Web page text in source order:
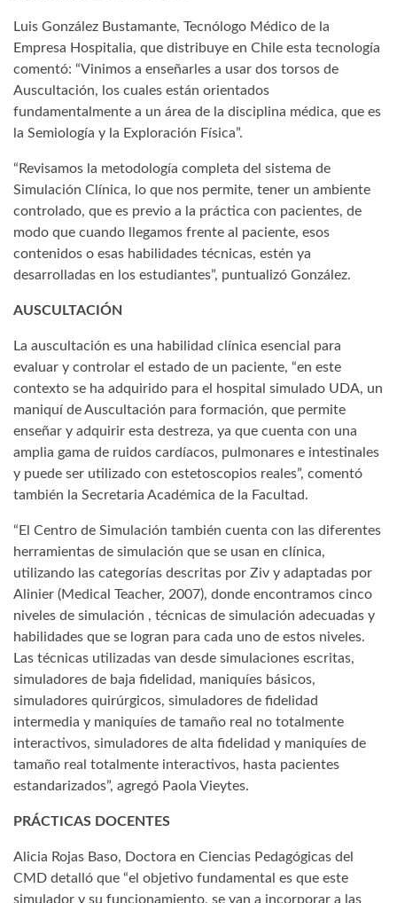
Luis González Bustamante, Tecnólogo Médico de la
Empresa Hospitalia, que distribuye en Chile esta tecnología
comentó: “Vinimos a enseñarles a usar dos torsos de
Auscultación, los cuales están orientados
fundamentalmente a un área de la disciplina médica, que es
la Semiología y la Exploración Física”.
“Revisamos la metodología completa del sistema de
Simulación Clínica, lo que nos permite, tener un ambiente
controlado, que es previo a la práctica con pacientes, de
modo que cuando llegamos frente al paciente, esos
contenidos o esas habilidades técnicas, estén ya
desarrolladas en los estudiantes”, puntualizó González.
AUSCULTACIÓN
La auscultación es una habilidad clínica esencial para
evaluar y controlar el estado de un paciente, “en este
contexto se ha adquirido para el hospital simulado UDA, un
maniquí de Auscultación para formación, que permite
enseñar y adquirir esta destreza, ya que cuenta con una
amplia gama de ruidos cardíacos, pulmonares e intestinales
y puede ser utilizado con estetoscopios reales”, comentó
también la Secretaria Académica de la Facultad.
“El Centro de Simulación también cuenta con las diferentes
herramientas de simulación que se usan en clínica,
utilizando las categorías descritas por Ziv y adaptadas por
Alinier (Medical Teacher, 2007), donde encontramos cinco
niveles de simulación , técnicas de simulación adecuadas y
habilidades que se logran para cada uno de estos niveles.
Las técnicas utilizadas van desde simulaciones escritas,
simuladores de baja fidelidad, maniquíes básicos,
simuladores quirúrgicos, simuladores de fidelidad
intermedia y maniquíes de tamaño real no totalmente
interactivos, simuladores de alta fidelidad y maniquíes de
tamaño real totalmente interactivos, hasta pacientes
estandarizados”, agregó Paola Vieytes.
PRÁCTICAS DOCENTES
Alicia Rojas Baso, Doctora en Ciencias Pedagógicas del
CMD detalló que “el objetivo fundamental es que este
simulador y su funcionamiento, se van a incorporar a las